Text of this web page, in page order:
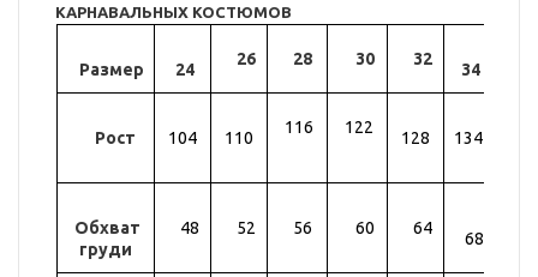
КАРНАВАЛЬНЫХ КОСТЮМОВ
Размер 24
26 28 30 32
34
Рост 104 110
116 122
128 134
Обхват
груди
48 52 56 60 64
68